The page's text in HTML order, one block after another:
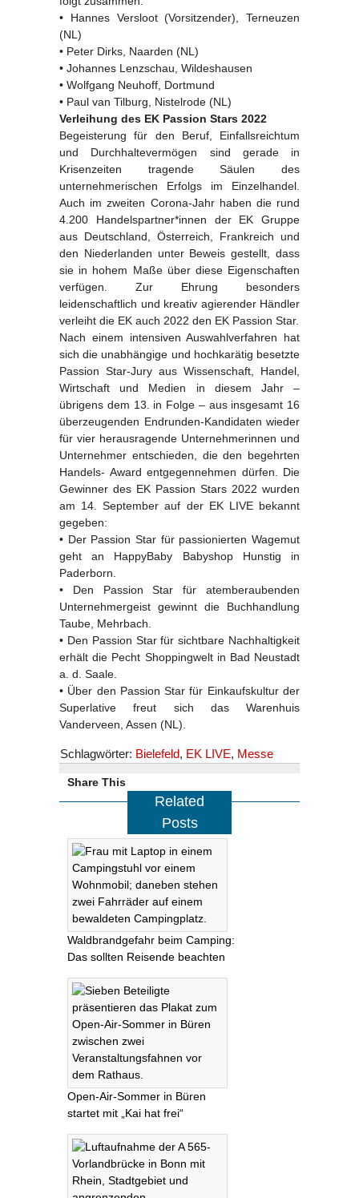
• Hannes Versloot (Vorsitzender), Terneuzen
(NL)
• Peter Dirks, Naarden (NL)
• Johannes Lenzschau, Wildeshausen
• Wolfgang Neuhoff, Dortmund
• Paul van Tilburg, Nistelrode (NL)
Verleihung des EK Passion Stars 2022
Begeisterung für den Beruf, Einfallsreichtum
und Durchhaltevermögen sind gerade in
Krisenzeiten tragende Säulen des
unternehmerischen Erfolgs im Einzelhandel.
Auch im zweiten Corona-Jahr haben die rund
4.200 Handelspartner*innen der EK Gruppe
aus Deutschland, Österreich, Frankreich und
den Niederlanden unter Beweis gestellt, dass
sie in hohem Maße über diese Eigenschaften
verfügen. Zur Ehrung besonders
leidenschaftlich und kreativ agierender Händler
verleiht die EK auch 2022 den EK Passion Star.
Nach einem intensiven Auswahlverfahren hat
sich die unabhängige und hochkarätig besetzte
Passion Star-Jury aus Wissenschaft, Handel,
Wirtschaft und Medien in diesem Jahr –
übrigens dem 13. in Folge – aus insgesamt 16
überzeugenden Endrunden-Kandidaten wieder
für vier herausragende Unternehmerinnen und
Unternehmer entschieden, die den begehrten
Handels- Award entgegennehmen dürfen. Die
Gewinner des EK Passion Stars 2022 wurden
am 14. September auf der EK LIVE bekannt
gegeben:
• Der Passion Star für passionierten Wagemut
geht an HappyBaby Babyshop Hunstig in
Paderborn.
• Den Passion Star für atemberaubenden
Unternehmergeist gewinnt die Buchhandlung
Taube, Mehrbach.
• Den Passion Star für sichtbare Nachhaltigkeit
erhält die Pecht Shoppingwelt in Bad Neustadt
a. d. Saale.
• Über den Passion Star für Einkaufskultur der
Superlative freut sich das Warenhuis
Vanderveen, Assen (NL).
Schlagwörter: Bielefeld, EK LIVE, Messe
Share This
Related
Posts
Waldbrandgefahr beim Camping:
Das sollten Reisende beachten
Open-Air-Sommer in Büren
startet mit „Kai hat frei“